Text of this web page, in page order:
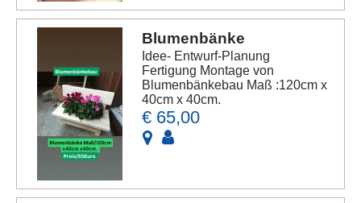
Blumenbänke
Idee- Entwurf-Planung
Fertigung Montage von
Blumenbänkebau Maß :120cm x
40cm x 40cm.
€ 65,00